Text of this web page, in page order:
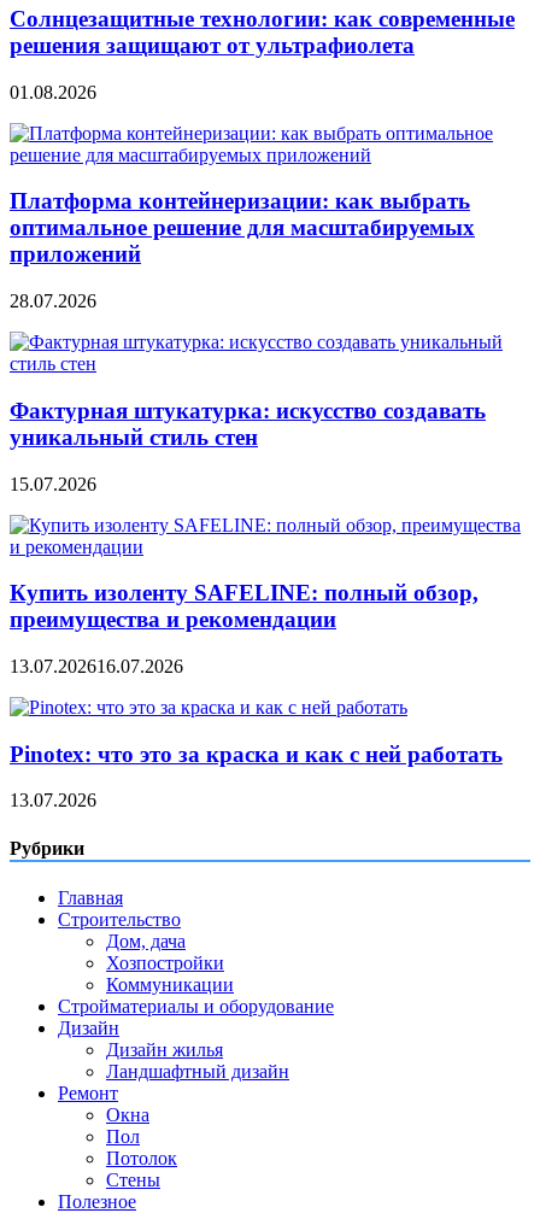
Солнцезащитные технологии: как современные
решения защищают от ультрафиолета
01.08.2026
Платформа контейнеризации: как выбрать
оптимальное решение для масштабируемых
приложений
28.07.2026
Фактурная штукатурка: искусство создавать
уникальный стиль стен
15.07.2026
Купить изоленту SAFELINE: полный обзор,
преимущества и рекомендации
13.07.202616.07.2026
Pinotex: что это за краска и как с ней работать
13.07.2026
Рубрики
Главная
Строительство
Дом, дача
Хозпостройки
Коммуникации
Стройматериалы и оборудование
Дизайн
Дизайн жилья
Ландшафтный дизайн
Ремонт
Окна
Пол
Потолок
Стены
Полезное